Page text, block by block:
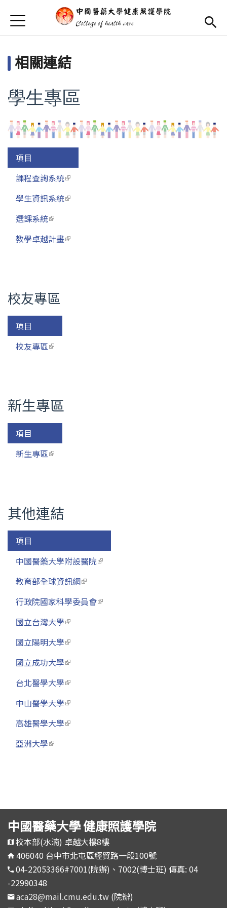
首頁
首頁
學院簡介
學院成員
活動集錦
相關連結
長期照護學程
博士班專區
English
(link is external)
Jump to Navigation
Jump to Main content
相關連結
學生專區
項目
課程查詢系統(link is external)
學生資訊系統(link is external)
選課系統(link is external)
教學卓越計畫(link is external)
校友專區
項目
校友專區(link is external)
新生專區
項目
新生專區(link is external)
其他連結
項目
中國醫藥大學附設醫院(link is external)
教育部全球資訊網(link is external)
行政院國家科學委員會(link is external)
國立台灣大學(link is external)
國立陽明大學(link is external)
國立成功大學(link is external)
台北醫學大學(link is external)
中山醫學大學(link is external)
高雄醫學大學(link is external)
亞洲大學(link is external)
中國醫藥大學 健康照護學院
校本部(水湳) 卓越大樓8樓
406040 台中市北屯區經貿路一段100號
04-22053366#7001(院辦)、7002(博士班) 傳真: 04
-22990348
aca28@mail.cmu.edu.tw (院辦)